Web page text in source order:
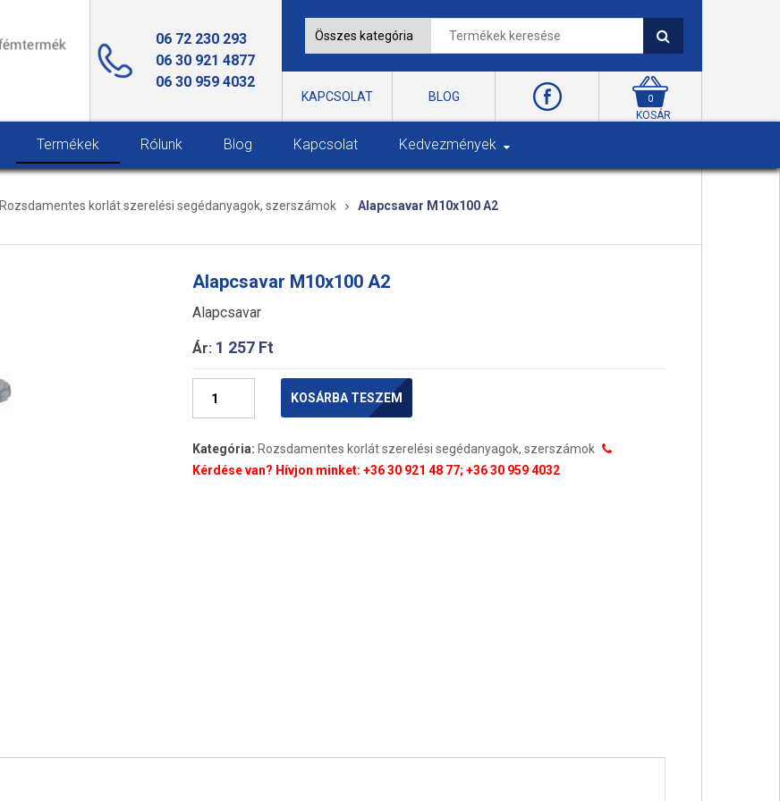
06 72 230 293
06 30 921 4877
06 30 959 4032
KAPCSOLAT BLOG 0
KOSÁR
Termékek Rólunk Blog Kapcsolat Kedvezmények
Rozsdamentes korlát szerelési segédanyagok, szerszámok Alapcsavar M10x100 A2
Alapcsavar M10x100 A2
Alapcsavar
Ár: 1 257 Ft
mennyiség
KOSÁRBA TESZEM
Kategória: Rozsdamentes korlát szerelési segédanyagok, szerszámok
Kérdése van? Hívjon minket: +36 30 921 48 77; +36 30 959 4032